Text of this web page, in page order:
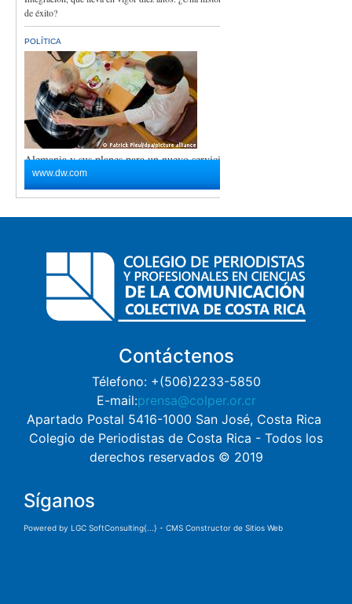
Contáctenos
Télefono: +(506)2233-5850
E-mail:prensa@colper.or.cr
Apartado Postal 5416-1000 San José, Costa Rica
Colegio de Periodistas de Costa Rica - Todos los
derechos reservados © 2019
Síganos
Powered by LGC SoftConsulting{...} - CMS Constructor de Sitios Web